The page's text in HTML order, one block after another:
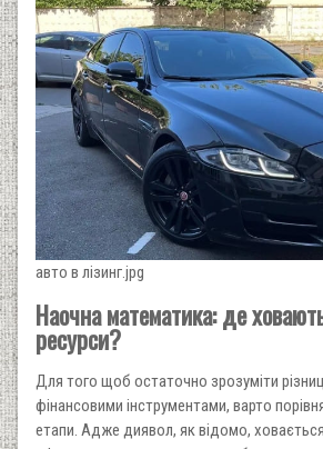
авто в лізинг.jpg
Наочна математика: де
ресурси?
Для того щоб остаточно зрозуміти
фінансовими інструментами, варто
етапи. Адже диявол, як відомо,